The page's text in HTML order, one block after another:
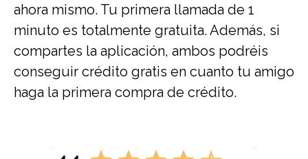
ahora mismo. Tu primera llamada de 1
minuto es totalmente gratuita. Además, si
compartes la aplicación, ambos podréis
conseguir crédito gratis en cuanto tu amigo
haga la primera compra de crédito.